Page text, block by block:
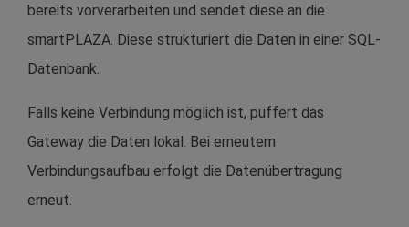
bereits vorverarbeiten und sendet diese an die
smartPLAZA. Diese strukturiert die Daten in einer SQL-
Datenbank.
Falls keine Verbindung möglich ist, puffert das
Gateway die Daten lokal. Bei erneutem
Verbindungsaufbau erfolgt die Datenübertragung
erneut.